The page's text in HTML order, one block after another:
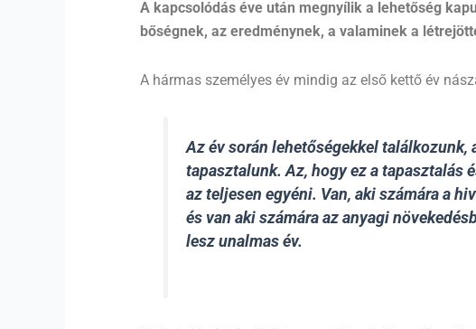
A kapcsolódás éve után megnyílik a lehetőség
bőségnek, az eredménynek, a valaminek a
A hármas személyes év mindig az első kettő év
Az év során lehetőségekkel
tapasztalunk. Az, hogy ez a tapasztalás
az teljesen egyéni. Van, aki számára a
és van aki számára az anyagi
lesz unalmas év.